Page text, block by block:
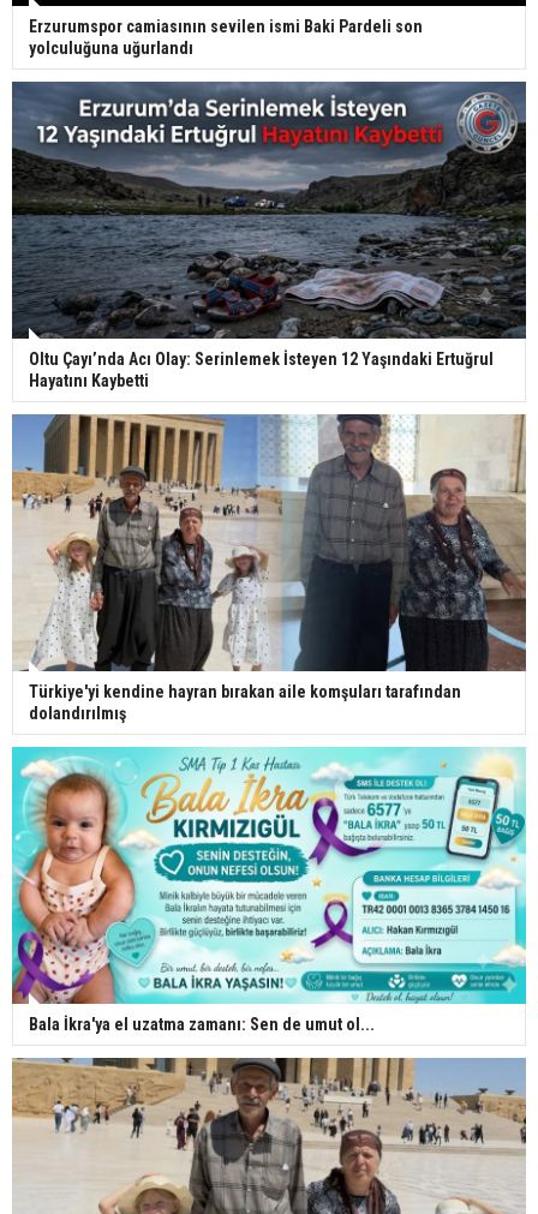
Erzurumspor camiasının sevilen ismi Baki Pardeli son
yolculuğuna uğurlandı
Oltu Çayı’nda Acı Olay: Serinlemek İsteyen 12 Yaşındaki Ertuğrul
Hayatını Kaybetti
Türkiye'yi kendine hayran bırakan aile komşuları tarafından
dolandırılmış
Bala İkra'ya el uzatma zamanı: Sen de umut ol...